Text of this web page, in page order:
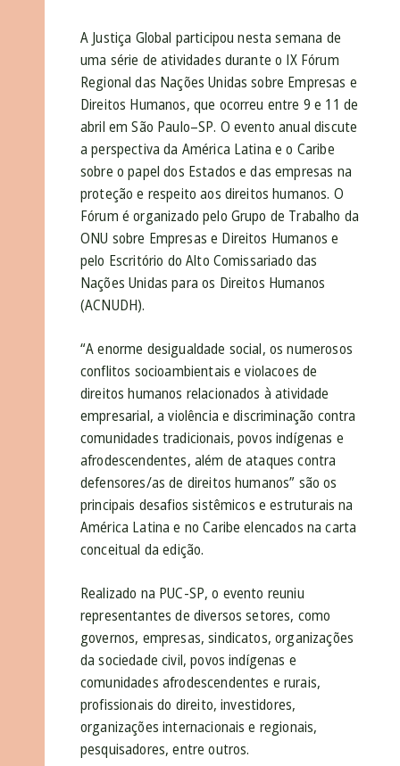
A Justiça Global participou nesta semana de
uma série de atividades durante o IX Fórum
Regional das Nações Unidas sobre Empresas e
Direitos Humanos, que ocorreu entre 9 e 11 de
abril em São Paulo–SP. O evento anual discute
a perspectiva da América Latina e o Caribe
sobre o papel dos Estados e das empresas na
proteção e respeito aos direitos humanos. O
Fórum é organizado pelo Grupo de Trabalho da
ONU sobre Empresas e Direitos Humanos e
pelo Escritório do Alto Comissariado das
Nações Unidas para os Direitos Humanos
(ACNUDH).
“A enorme desigualdade social, os numerosos
conflitos socioambientais e violacoes de
direitos humanos relacionados à atividade
empresarial, a violência e discriminação contra
comunidades tradicionais, povos indígenas e
afrodescendentes, além de ataques contra
defensores/as de direitos humanos” são os
principais desafios sistêmicos e estruturais na
América Latina e no Caribe elencados na carta
conceitual da edição.
Realizado na PUC-SP, o evento reuniu
representantes de diversos setores, como
governos, empresas, sindicatos, organizações
da sociedade civil, povos indígenas e
comunidades afrodescendentes e rurais,
profissionais do direito, investidores,
organizações internacionais e regionais,
pesquisadores, entre outros.